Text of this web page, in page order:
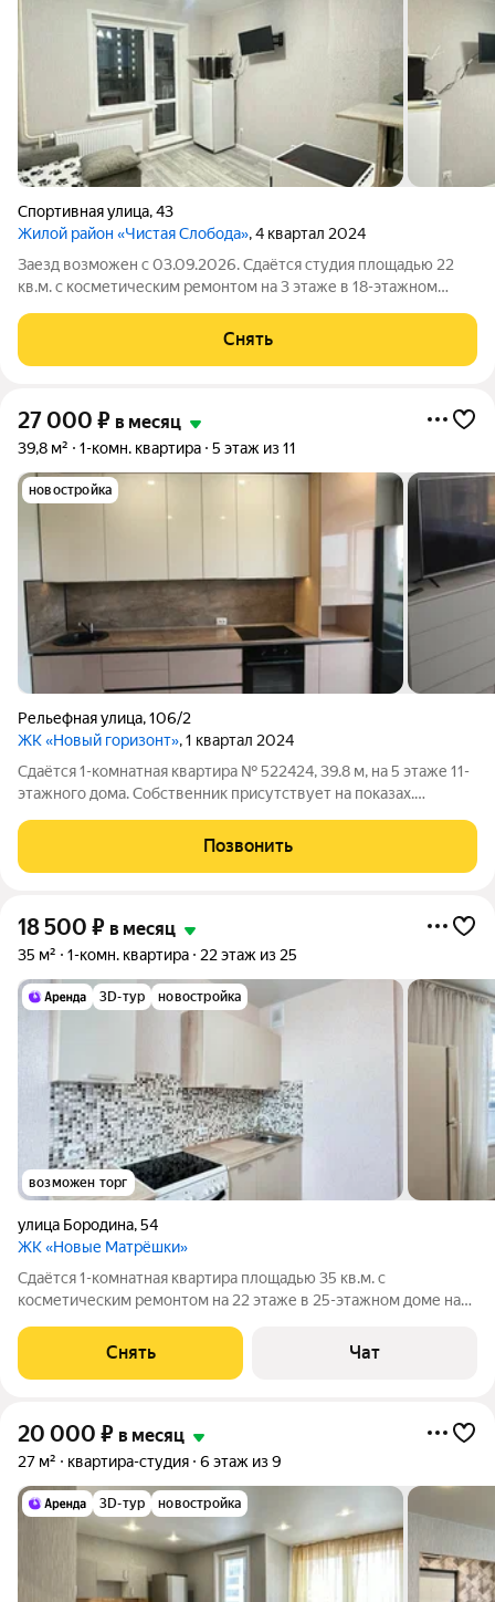
Спортивная улица,43
Жилой район «Чистая Слобода», 4 квартал 2024
Заезд возможен с 03.09.2026. Сдаётся студия площадью 22
кв.м. с косметическим ремонтом на 3 этаже в 18-этажном
Микроволновка Дом - панельный, окна
Снять
27 000 ₽ в месяц
39,8 м² 1-комн. квартира 5 этаж из 11
новостройка
Рельефная улица,106/2
ЖК «Новый горизонт», 1 квартал 2024
Сдаётся 1-комнатная квартира № 522424, 39.8 м, на 5 этаже 11-
этажного дома. Собственник присутствует на показах.
оплачиваются отдельно. По условиям проживания: можно с
детьми, можно с питомцами.
Позвонить
18 500 ₽ в месяц
35 м² 1-комн. квартира 22 этаж из 25
3D-тур новостройка
возможен торг
улица Бородина,54
ЖК «Новые Матрёшки»
Сдаётся 1-комнатная квартира площадью 35 кв.м. с
косметическим ремонтом на 22 этаже в 25-этажном доме на
В подъезде 2 лифта - 2
Снять Чат
20 000 ₽ в месяц
27 м² квартира-студия 6 этаж из 9
3D-тур новостройка